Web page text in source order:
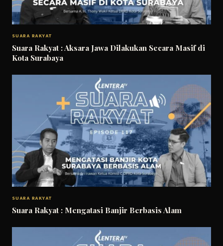
SUARA RAKYAT
Suara Rakyat : Aksara Jawa Dilakukan Secara Masif di
Kota Surabaya
SUARA RAKYAT
Suara Rakyat : Mengatasi Banjir Berbasis Alam